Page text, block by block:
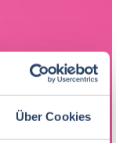
Über Cookies